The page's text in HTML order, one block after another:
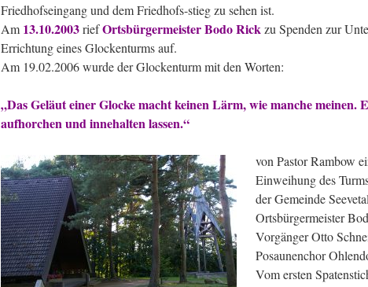
Friedhofseingang und dem Friedhofs-stieg zu sehen ist.
Am 13.10.2003riefOrtsbürgermeister Bodo Rickzu Spenden zur
Errichtung eines Glockenturms auf.
Am 19.02.2006 wurde der Glockenturm mit den Worten:
„Das Geläut einer Glocke macht keinen Lärm, wie manche meinen.
aufhorchen und innehalten lassen.“
von Pastor Rambow
Einweihung des
der Gemeinde
Ortsbürgermeister
Vorgänger Otto
Posaunenchor
Vom ersten